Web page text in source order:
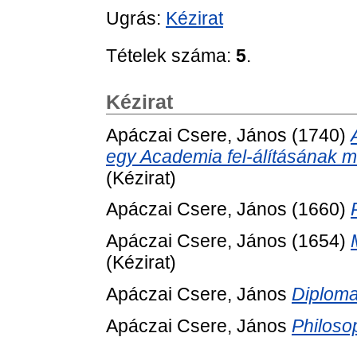
Ugrás: Kézirat
Tételek száma: 5.
Kézirat
Apáczai Csere, János (1740)
egy Academia fel-álításának
(Kézirat)
Apáczai Csere, János (1660)
Apáczai Csere, János (1654)
(Kézirat)
Apáczai Csere, János
Apáczai Csere, János